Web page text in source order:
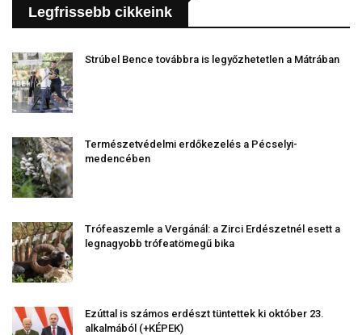
Legfrissebb cikkeink
Strúbel Bence továbbra is legyőzhetetlen a Mátrában
Természetvédelmi erdőkezelés a Pécselyi-
medencében
Trófeaszemle a Vergánál: a Zirci Erdészetnél esett a
legnagyobb trófeatömegű bika
Ezúttal is számos erdészt tüntettek ki október 23.
alkalmából (+KÉPEK)